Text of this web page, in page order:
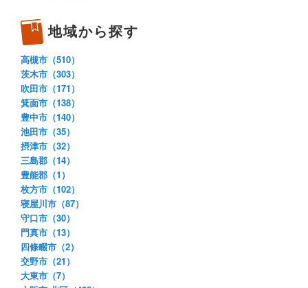
地域から探す
高槻市（510）
茨木市（303）
吹田市（171）
箕面市（138）
豊中市（140）
池田市（35）
摂津市（32）
三島郡（14）
豊能郡（1）
枚方市（102）
寝屋川市（87）
守口市（30）
門真市（13）
四條畷市（2）
交野市（21）
大東市（7）